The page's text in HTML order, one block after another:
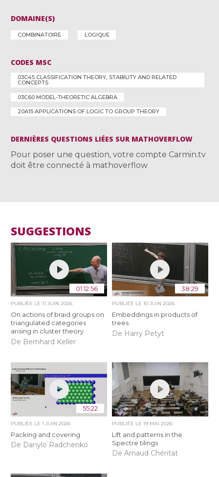
DOMAINE(S)
COMBINATOIRE LOGIQUE
CODES MSC
03C45 CLASSIFICATION THEORY, STABILITY AND RELATED
CONCEPTS
03C60 MODEL-THEORETIC ALGEBRA
20A15 APPLICATIONS OF LOGIC TO GROUP THEORY
DERNIÈRES QUESTIONS LIÉES SUR MATHOVERFLOW
Pour poser une question, votre compte Carmin.tv
doit être connecté à mathoverflow
SUGGESTIONS
01:12:56
PUBLIÉE LE11 JUIN 2026
On actions of braid groups on
triangulated categories
arising in cluster theory
De Bernhard Keller
38:29
PUBLIÉE LE 10 JUIN 2026
Embeddings in products of
trees
De Harry Petyt
55:22
PUBLIÉE LE1 JUIN 2026
Packing and covering
De Danylo Radchenko
PUBLIÉE LE 19 MAI 2026
Lift and patterns in the
Spectre tilings
De Arnaud Chéritat